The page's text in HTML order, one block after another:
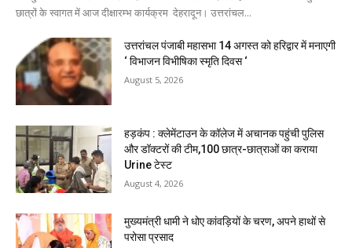
छात्रों के स्वागत में आज दीक्षारम्भ कार्यक्रम देहरादून। उत्तरांचल...
उत्तरांचल पंजाबी महासभा 14 अगस्त को हरिद्वार में मनाएगी
‘ विभाजन विभीषिका स्मृति दिवस ‘
August 5, 2026
हड़कंप : क्लेमेंटाउन के कॉलेज में अचानक पहुंची पुलिस
और डॉक्टरों की टीम,100 छात्र-छात्राओं का कराया
Urine टेस्ट
August 4, 2026
मुख्यमंत्री धामी ने धोए कांवड़ियों के चरण, अपने हाथों से
परोसा प्रसाद